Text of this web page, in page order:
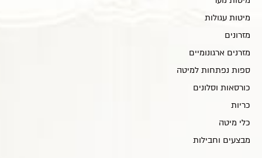
מיטות עגולות
מזרונים
מזרנים ארגונומיים
ספות נפתחות למיטה
כורסאות וסלונים
כריות
כלי מיטה
מבצעים וחבילות